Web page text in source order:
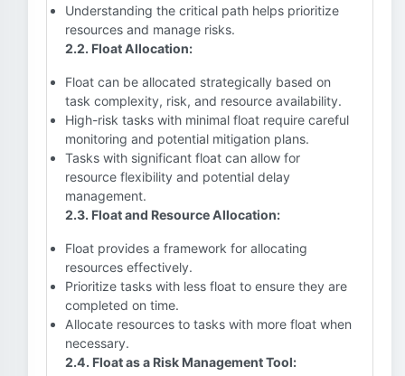
Understanding the critical path helps prioritize
resources and manage risks.
2.2. Float Allocation:
Float can be allocated strategically based on
task complexity, risk, and resource availability.
High-risk tasks with minimal float require careful
monitoring and potential mitigation plans.
Tasks with significant float can allow for
resource flexibility and potential delay
management.
2.3. Float and Resource Allocation:
Float provides a framework for allocating
resources effectively.
Prioritize tasks with less float to ensure they are
completed on time.
Allocate resources to tasks with more float when
necessary.
2.4. Float as a Risk Management Tool: